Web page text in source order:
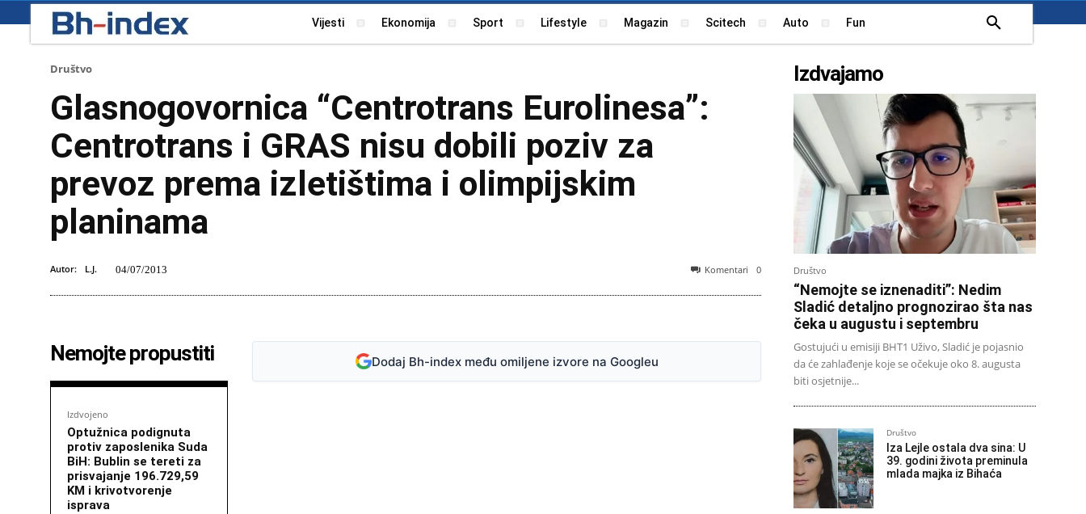
Vijesti Ekonomija Sport Lifestyle Magazin Scitech Auto Fun
Društvo
Glasnogovornica “Centrotrans Eurolinesa”:
Centrotrans i GRAS nisu dobili poziv za
prevoz prema izletištima i olimpijskim
planinama
Autor: L.J. 04/07/2013 Komentari 0
Nemojte propustiti
Izdvojeno
Optužnica podignuta
protiv zaposlenika Suda
BiH: Bublin se tereti za
prisvajanje 196.729,59
KM i krivotvorenje
isprava
Dodaj Bh-index među omiljene izvore na Googleu
Izdvajamo
Društvo
“Nemojte se iznenaditi”: Nedim
Sladić detaljno prognozirao šta nas
čeka u augustu i septembru
Gostujući u emisiji BHT1 Uživo, Sladić je pojasnio
da će zahlađenje koje se očekuje oko 8. augusta
biti osjetnije...
Društvo
Iza Lejle ostala dva sina: U
39. godini života preminula
mlada majka iz Bihaća